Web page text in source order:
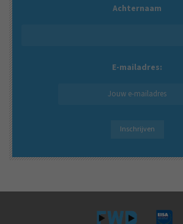
Achternaam
E-mailadres: